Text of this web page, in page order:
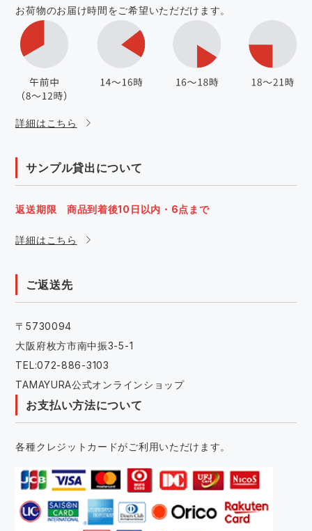
お荷物のお届け時間をご希望いただだけます。
詳細はこちら
サンプル貸出について
返送期限 商品到着後10日以内・6点まで
詳細はこちら
ご返送先
〒5730094
大阪府枚方市南中振3-5-1
TEL:072-886-3103
TAMAYURA公式オンラインショップ
お支払い方法について
各種クレジットカードがご利用いただけます。